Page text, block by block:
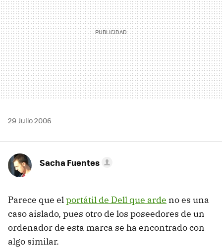
29 Julio 2006
Sacha Fuentes
Parece que elportátil de Dell que arde no es una
caso aislado, pues otro de los poseedores de un
ordenador de esta marca se ha encontrado con
algo similar.